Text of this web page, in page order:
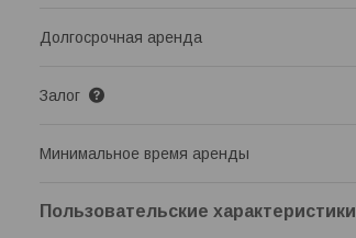
Долгосрочная аренда
Залог
Минимальное время аренды
Пользовательские характеристики